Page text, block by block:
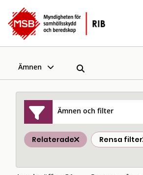
Ämnen
Ämnen och filter
Relaterade Rensa filter